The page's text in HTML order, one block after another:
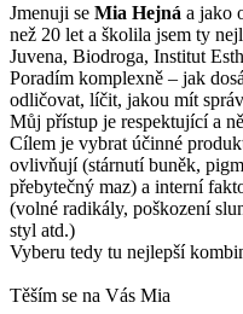
Jmenuji se Mia Hejná a jako
než 20 let a školila jsem ty
Juvena, Biodroga, Institut
Poradím komplexně – jak
odličovat, líčit, jakou mít
Můj přístup je respektující a
Cílem je vybrat účinné
ovlivňují (stárnutí buněk,
přebytečný maz) a interní
(volné radikály, poškození
styl atd.)
Vyberu tedy tu nejlepší
Těším se na Vás Mia